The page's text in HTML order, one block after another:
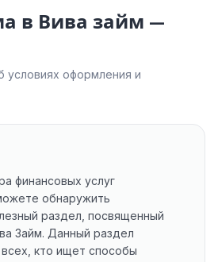
в Вива займ —
условиях оформления и
финансовых услуг
обнаружить
раздел, посвященный
Займ. Данный раздел
кто ищет способы